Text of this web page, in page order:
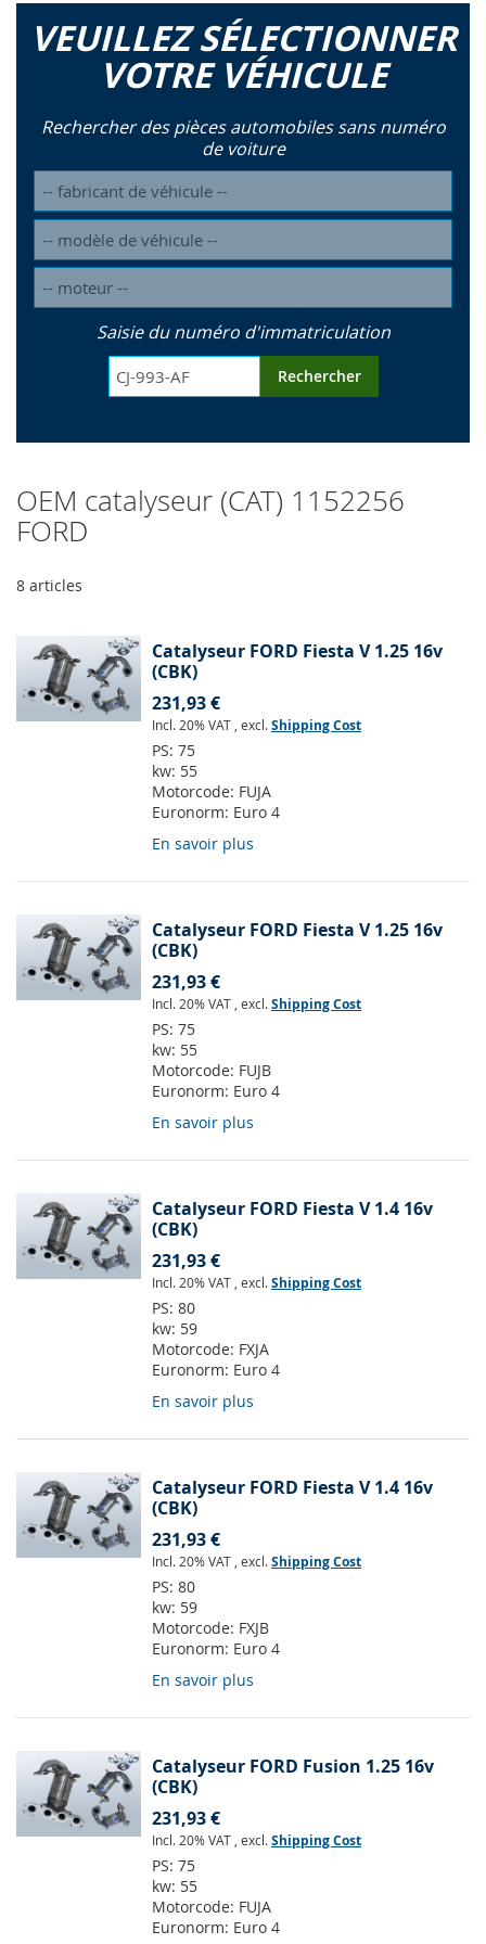
VEUILLEZ SÉLECTIONNER
VOTRE VÉHICULE
Rechercher des pièces automobiles sans numéro
de voiture
Saisie du numéro d'immatriculation
Rechercher
OEM catalyseur (CAT) 1152256
FORD
8 articles
Catalyseur FORD Fiesta V 1.25 16v
(CBK)
231,93 €
Incl. 20% VAT , excl.Shipping Cost
PS: 75
kw: 55
Motorcode: FUJA
Euronorm: Euro 4
En savoir plus
Catalyseur FORD Fiesta V 1.25 16v
(CBK)
231,93 €
Incl. 20% VAT , excl.Shipping Cost
PS: 75
kw: 55
Motorcode: FUJB
Euronorm: Euro 4
En savoir plus
Catalyseur FORD Fiesta V 1.4 16v
(CBK)
231,93 €
Incl. 20% VAT , excl.Shipping Cost
PS: 80
kw: 59
Motorcode: FXJA
Euronorm: Euro 4
En savoir plus
Catalyseur FORD Fiesta V 1.4 16v
(CBK)
231,93 €
Incl. 20% VAT , excl.Shipping Cost
PS: 80
kw: 59
Motorcode: FXJB
Euronorm: Euro 4
En savoir plus
Catalyseur FORD Fusion 1.25 16v
(CBK)
231,93 €
Incl. 20% VAT , excl.Shipping Cost
PS: 75
kw: 55
Motorcode: FUJA
Euronorm: Euro 4